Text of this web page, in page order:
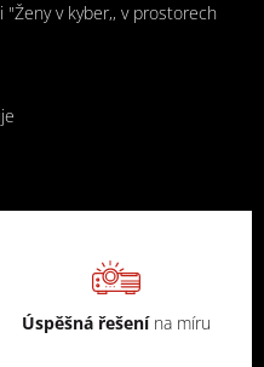
v kyber,, v prostorech
Úspěšná řešení na míru